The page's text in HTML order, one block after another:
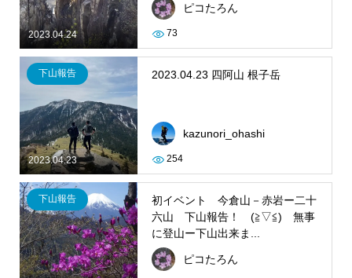
2023.04.24
ピコたろん
73
2023.04.23
下山報告 2023.04.23 四阿山 根子岳
kazunori_ohashi
254
下山報告
初イベント 今倉山－赤岩ー二十
六山 下山報告！ (≧▽≦) 無事
に登山ー下山出来ま...
ピコたろん